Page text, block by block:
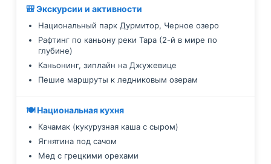
🎒 Экскурсии и активности
Национальный парк Дурмитор, Черное озеро
Рафтинг по каньону реки Тара (2-й в мире по
глубине)
Каньонинг, зиплайн на Джужевице
Пешие маршруты к ледниковым озерам
🍽️ Национальная кухня
Качамак (кукурузная каша с сыром)
Ягнятина под сачом
Мед с грецкими орехами